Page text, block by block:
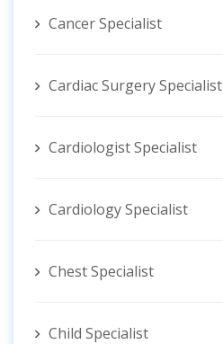
Cancer Specialist
Cardiac Surgery Specialist
Cardiologist Specialist
Cardiology Specialist
Chest Specialist
Child Specialist